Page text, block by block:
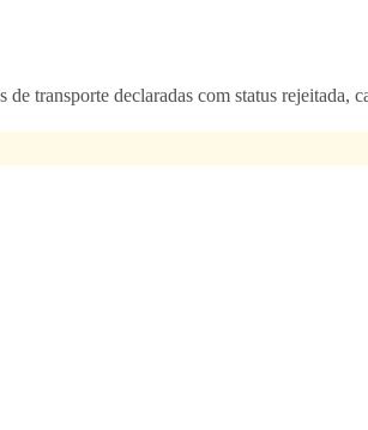
transporte declaradas com status rejeitada,